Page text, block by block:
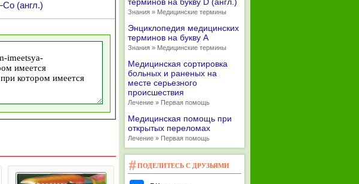
(англ.)
Знания » Медицинские термины
Энциклопедия медицинских
терминов на букву А
Знания » Медицинские термины
Медицинская сортировка
больных и раненых на
месте серьезного
происшествия
Лечение » Первая помощь
Медицинская помощь при
открытых переломах
Лечение » Первая помощь
ПОДЕЛИТЕСЬ С ДРУЗЬЯМИ